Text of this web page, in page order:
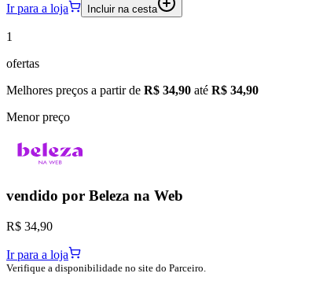
Ir para a loja Incluir na cesta
1
ofertas
Melhores preços a partir de R$ 34,90 até R$ 34,90
Menor preço
vendido por Beleza na Web
R$ 34,90
Ir para a loja
Verifique a disponibilidade no site do Parceiro.